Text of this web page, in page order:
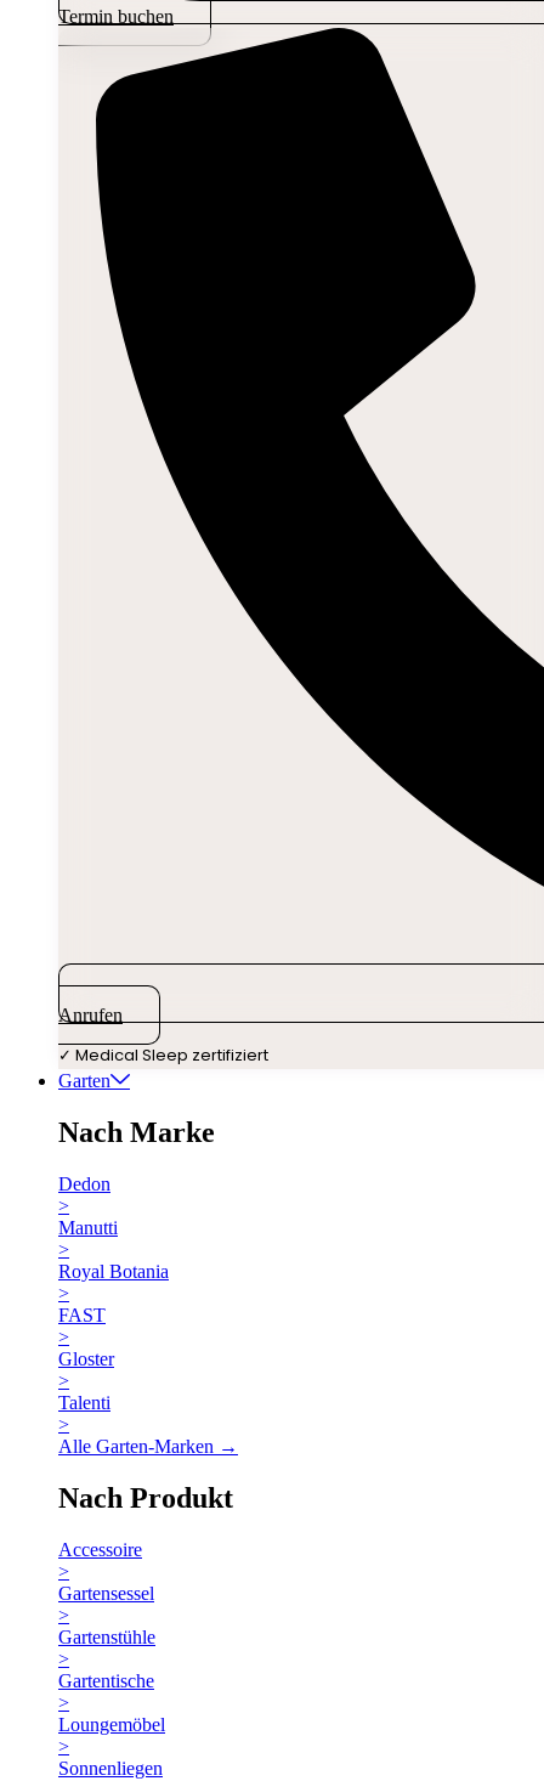
Termin buchen
Anrufen
✓ Medical Sleep zertifiziert
Garten
Nach Marke
Dedon
>
Manutti
>
Royal Botania
>
FAST
>
Gloster
>
Talenti
>
Alle Garten-Marken →
Nach Produkt
Accessoire
>
Gartensessel
>
Gartenstühle
>
Gartentische
>
Loungemöbel
>
Sonnenliegen